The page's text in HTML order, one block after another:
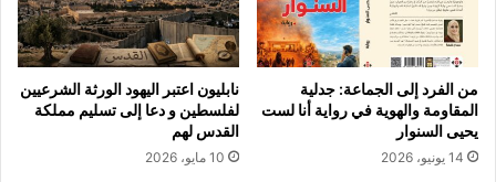
من الفرد إلى الجماعة: جدلية
المقاومة والهوية في رواية أنا لست
يحيى السنوار
14 يونيو، 2026
نابليون اعتبر اليهود الورثة الشرعيين
لفلسطين و دعا إلى تسليم مملكة
القدس لهم
10 مايو، 2026